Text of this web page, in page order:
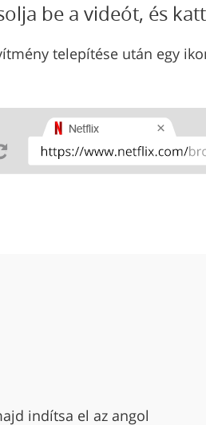
be a videót, és
telepítése után egy
indítsa el az angol